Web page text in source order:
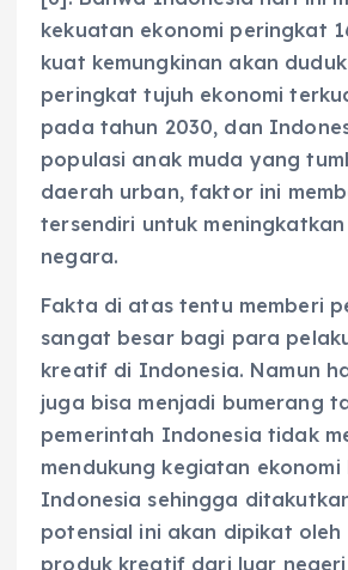
kekuatan ekonomi peringkat
kuat kemungkinan akan
peringkat tujuh ekonomi
pada tahun 2030, dan
populasi anak muda yang
daerah urban, faktor ini
tersendiri untuk meningkatkan
negara.
Fakta di atas tentu memberi
sangat besar bagi para
kreatif di Indonesia. Namun
juga bisa menjadi bumerang
pemerintah Indonesia tidak
mendukung kegiatan
Indonesia sehingga
potensial ini akan dipikat oleh
produk kreatif dari luar